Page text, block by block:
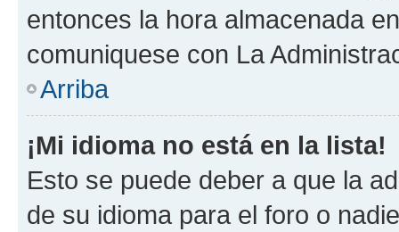
entonces la hora almacenada
comuniquese con La
Arriba
¡Mi idioma no está en la lista!
Esto se puede deber a que la
de su idioma para el foro o